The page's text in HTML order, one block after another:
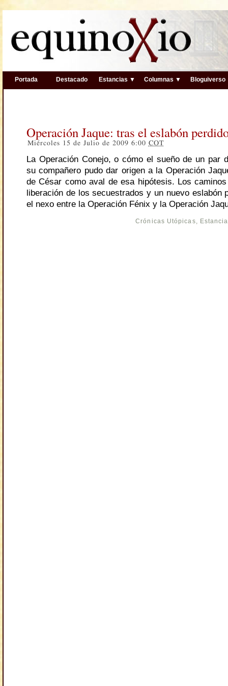
Portada Destacado Estancias ▼ Columnas ▼ Bloguiverso
Operación Jaque: tras el eslabón
Miércoles 15 de Julio de 2009 6:00 COT
La Operación Conejo, o cómo el sueño de un par
su compañero pudo dar origen a la Operación
de César como aval de esa hipótesis. Los
liberación de los secuestrados y un nuevo eslabón
el nexo entre la Operación Fénix y la Operación
Crónicas Utópicas,